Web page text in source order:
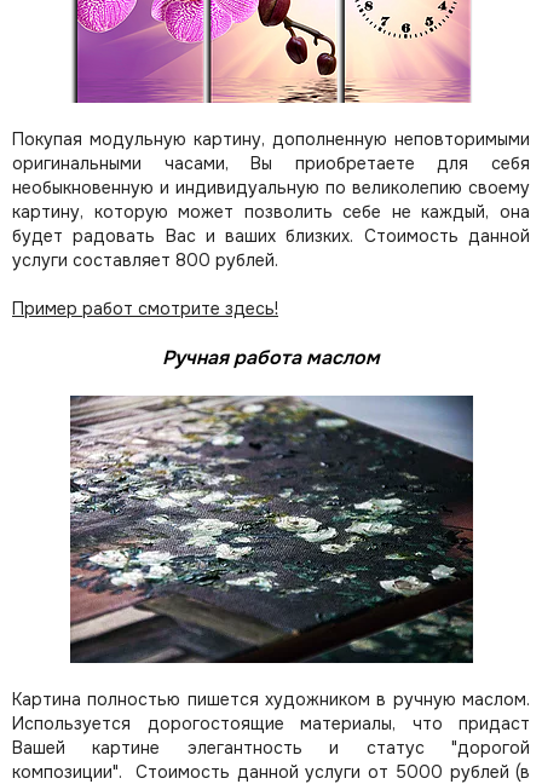
Покупая модульную картину, дополненную неповторимыми
оригинальными часами, Вы приобретаете для себя
необыкновенную и индивидуальную по великолепию своему
картину, которую может позволить себе не каждый, она
будет радовать Вас и ваших близких. Стоимость данной
услуги составляет 800 рублей.
Пример работ смотрите здесь!
Ручная работа маслом
Картина полностью пишется художником в ручную маслом.
Используется дорогостоящие материалы, что придаст
Вашей картине элегантность и статус "дорогой
композиции". Стоимость данной услуги от 5000 рублей (в